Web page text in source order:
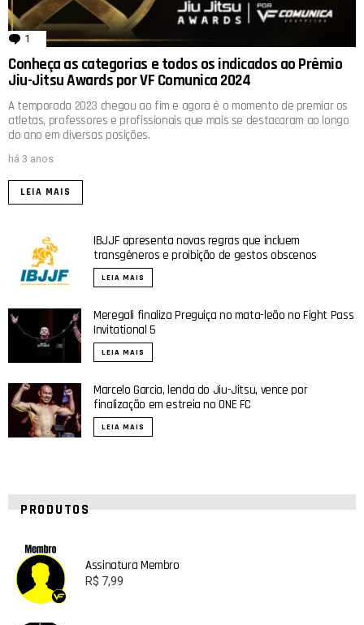
1 comentário
Conheça as categorias e todos os indicados ao Prêmio
Jiu-Jitsu Awards por VF Comunica 2024
A temporada 2023 chegou ao fim e agora é o momento de premiar os
atletas, professores e profissionais que mais se destacaram ao longo
do ano em diversas posições.
há 3 anos
LEIA MAIS
IBJJF apresenta novas regras que incluem
transgêneros e proibição de gestos obscenos
LEIA MAIS
Meregali finaliza Preguiça no mata-leão no Fight Pass
Invitational 5
LEIA MAIS
Marcelo Garcia, lenda do Jiu-Jitsu, vence por
finalização em estreia no ONE FC
LEIA MAIS
PRODUTOS
Assinatura Membro
R$ 7,99